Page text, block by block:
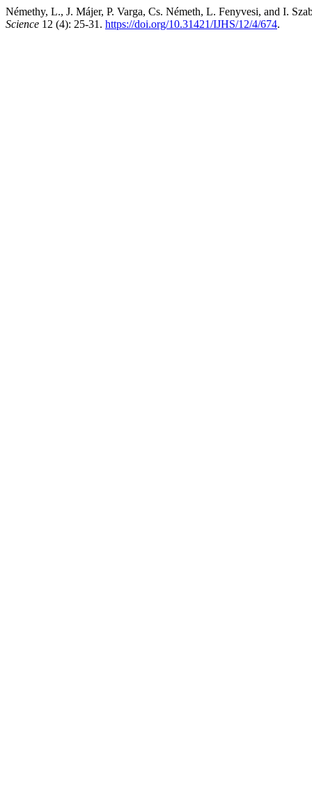
Némethy, L., J. Májer, P. Varga, Cs. Németh, L. Fenyvesi, and I.
Science 12 (4): 25-31. https://doi.org/10.31421/IJHS/12/4/674.